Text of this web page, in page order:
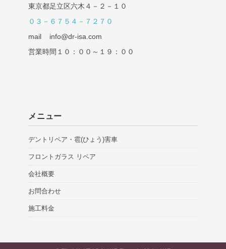
東京都足立区六木４－２－１０
０３－６７５４－７２７０
mail info@dr-isa.com
営業時間１０：００～１９：００
メニュー
デントリペア・雹(ひょう)害車
フロントガラス リペア
会社概要
お問合わせ
施工料金